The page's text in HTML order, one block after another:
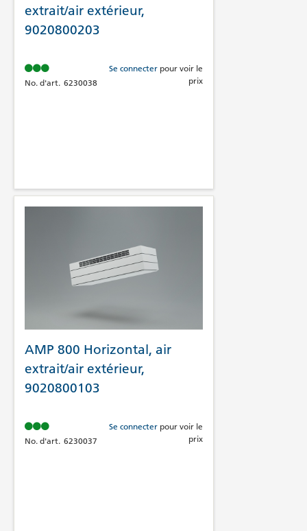
extrait/air extérieur,
9020800203
Se connecter pour voir le
prix
No. d'art. 6230038
AMP 800 Horizontal, air
extrait/air extérieur,
9020800103
Se connecter pour voir le
prix
No. d'art. 6230037